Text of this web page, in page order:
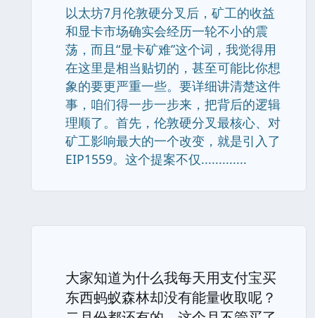
以太坊7月伦敦硬分叉后，矿工的收益
和显卡市场确实会经历一轮不小的震
荡，而且“显卡矿难”这个词，我觉得用
在这里是相当贴切的，甚至可能比你想
象的要更严重一些。要详细讲清楚这件
事，咱们得一步一步来，把背后的逻辑
理顺了。首先，伦敦硬分叉最核心、对
矿工影响最大的一个改变，就是引入了
EIP1559。这个提案不仅.............
大家知道为什么我每天用支付宝买
东西蚂蚁森林却没有能量收取呢？